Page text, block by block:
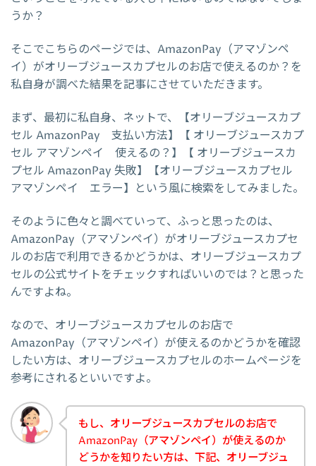
うか？
そこでこちらのページでは、AmazonPay（アマゾンペ
イ）がオリーブジュースカプセルのお店で使えるのか？を
私自身が調べた結果を記事にさせていただきます。
まず、最初に私自身、ネットで、【オリーブジュースカプ
セル AmazonPay 支払い方法】【 オリーブジュースカプ
セル アマゾンペイ 使えるの？】【 オリーブジュースカ
プセル AmazonPay 失敗】【オリーブジュースカプセル
アマゾンペイ エラー】という風に検索をしてみました。
そのように色々と調べていって、ふっと思ったのは、
AmazonPay（アマゾンペイ）がオリーブジュースカプセ
ルのお店で利用できるかどうかは、オリーブジュースカプ
セルの公式サイトをチェックすればいいのでは？と思った
んですよね。
なので、オリーブジュースカプセルのお店で
AmazonPay（アマゾンペイ）が使えるのかどうかを確認
したい方は、オリーブジュースカプセルのホームページを
参考にされるといいですよ。
もし、オリーブジュースカプセルのお店で
AmazonPay（アマゾンペイ）が使えるのか
どうかを知りたい方は、下記、オリーブジュ